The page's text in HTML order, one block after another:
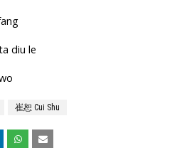
diu le
崔恕 Cui Shu